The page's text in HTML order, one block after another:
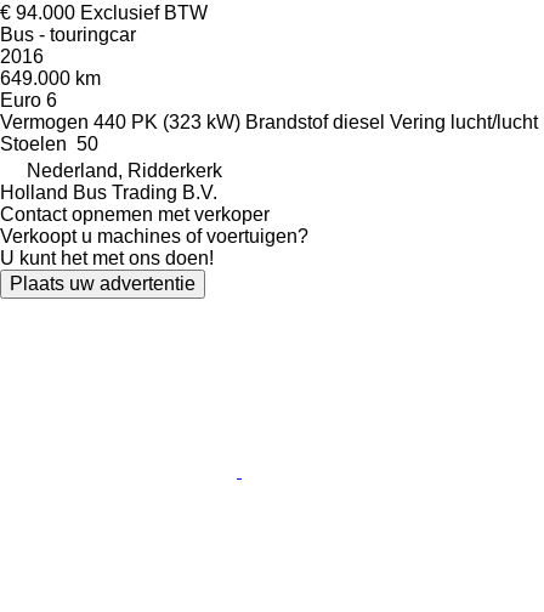
€ 94.000 Exclusief BTW
Bus - touringcar
2016
649.000 km
Euro 6
Vermogen 440 PK (323 kW) Brandstof diesel Vering lucht/lucht
Stoelen 50
Nederland, Ridderkerk
Holland Bus Trading B.V.
Contact opnemen met verkoper
Verkoopt u machines of voertuigen?
U kunt het met ons doen!
Plaats uw advertentie